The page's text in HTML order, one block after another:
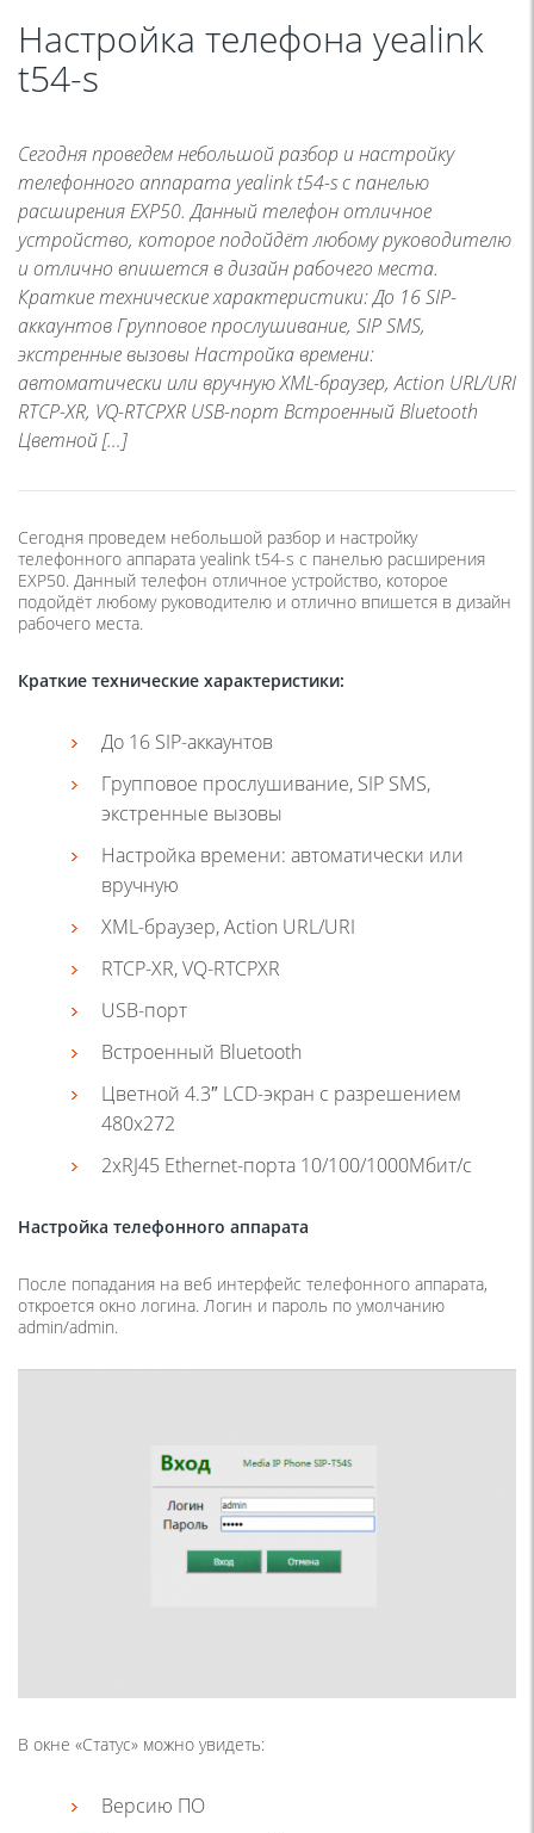
Настройка телефона yealink
t54-s
Сегодня проведем небольшой разбор и настройку
телефонного аппарата yealink t54-s с панелью
расширения EXP50. Данный телефон отличное
устройство, которое подойдёт любому руководителю
и отлично впишется в дизайн рабочего места.
Краткие технические характеристики: До 16 SIP-
аккаунтов Групповое прослушивание, SIP SMS,
экстренные вызовы Настройка времени:
автоматически или вручную XML-браузер, Action URL/URI
RTCP-XR, VQ-RTCPXR USB-порт Встроенный Bluetooth
Цветной […]
Сегодня проведем небольшой разбор и настройку
телефонного аппарата yealink t54-s с панелью расширения
EXP50. Данный телефон отличное устройство, которое
подойдёт любому руководителю и отлично впишется в дизайн
рабочего места.
Краткие технические характеристики:
До 16 SIP-аккаунтов
Групповое прослушивание, SIP SMS,
экстренные вызовы
Настройка времени: автоматически или
вручную
XML-браузер, Action URL/URI
RTCP-XR, VQ-RTCPXR
USB-порт
Встроенный Bluetooth
Цветной 4.3″ LCD-экран с разрешением
480х272
2хRJ45 Ethernet-порта 10/100/1000Мбит/с
Настройка телефонного аппарата
После попадания на веб интерфейс телефонного аппарата,
откроется окно логина. Логин и пароль по умолчанию
admin/admin.
В окне «Статус» можно увидеть:
Версию ПО